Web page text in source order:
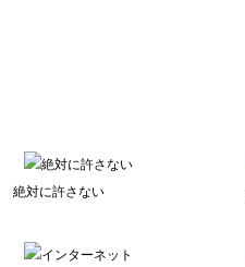
絶対に許さない